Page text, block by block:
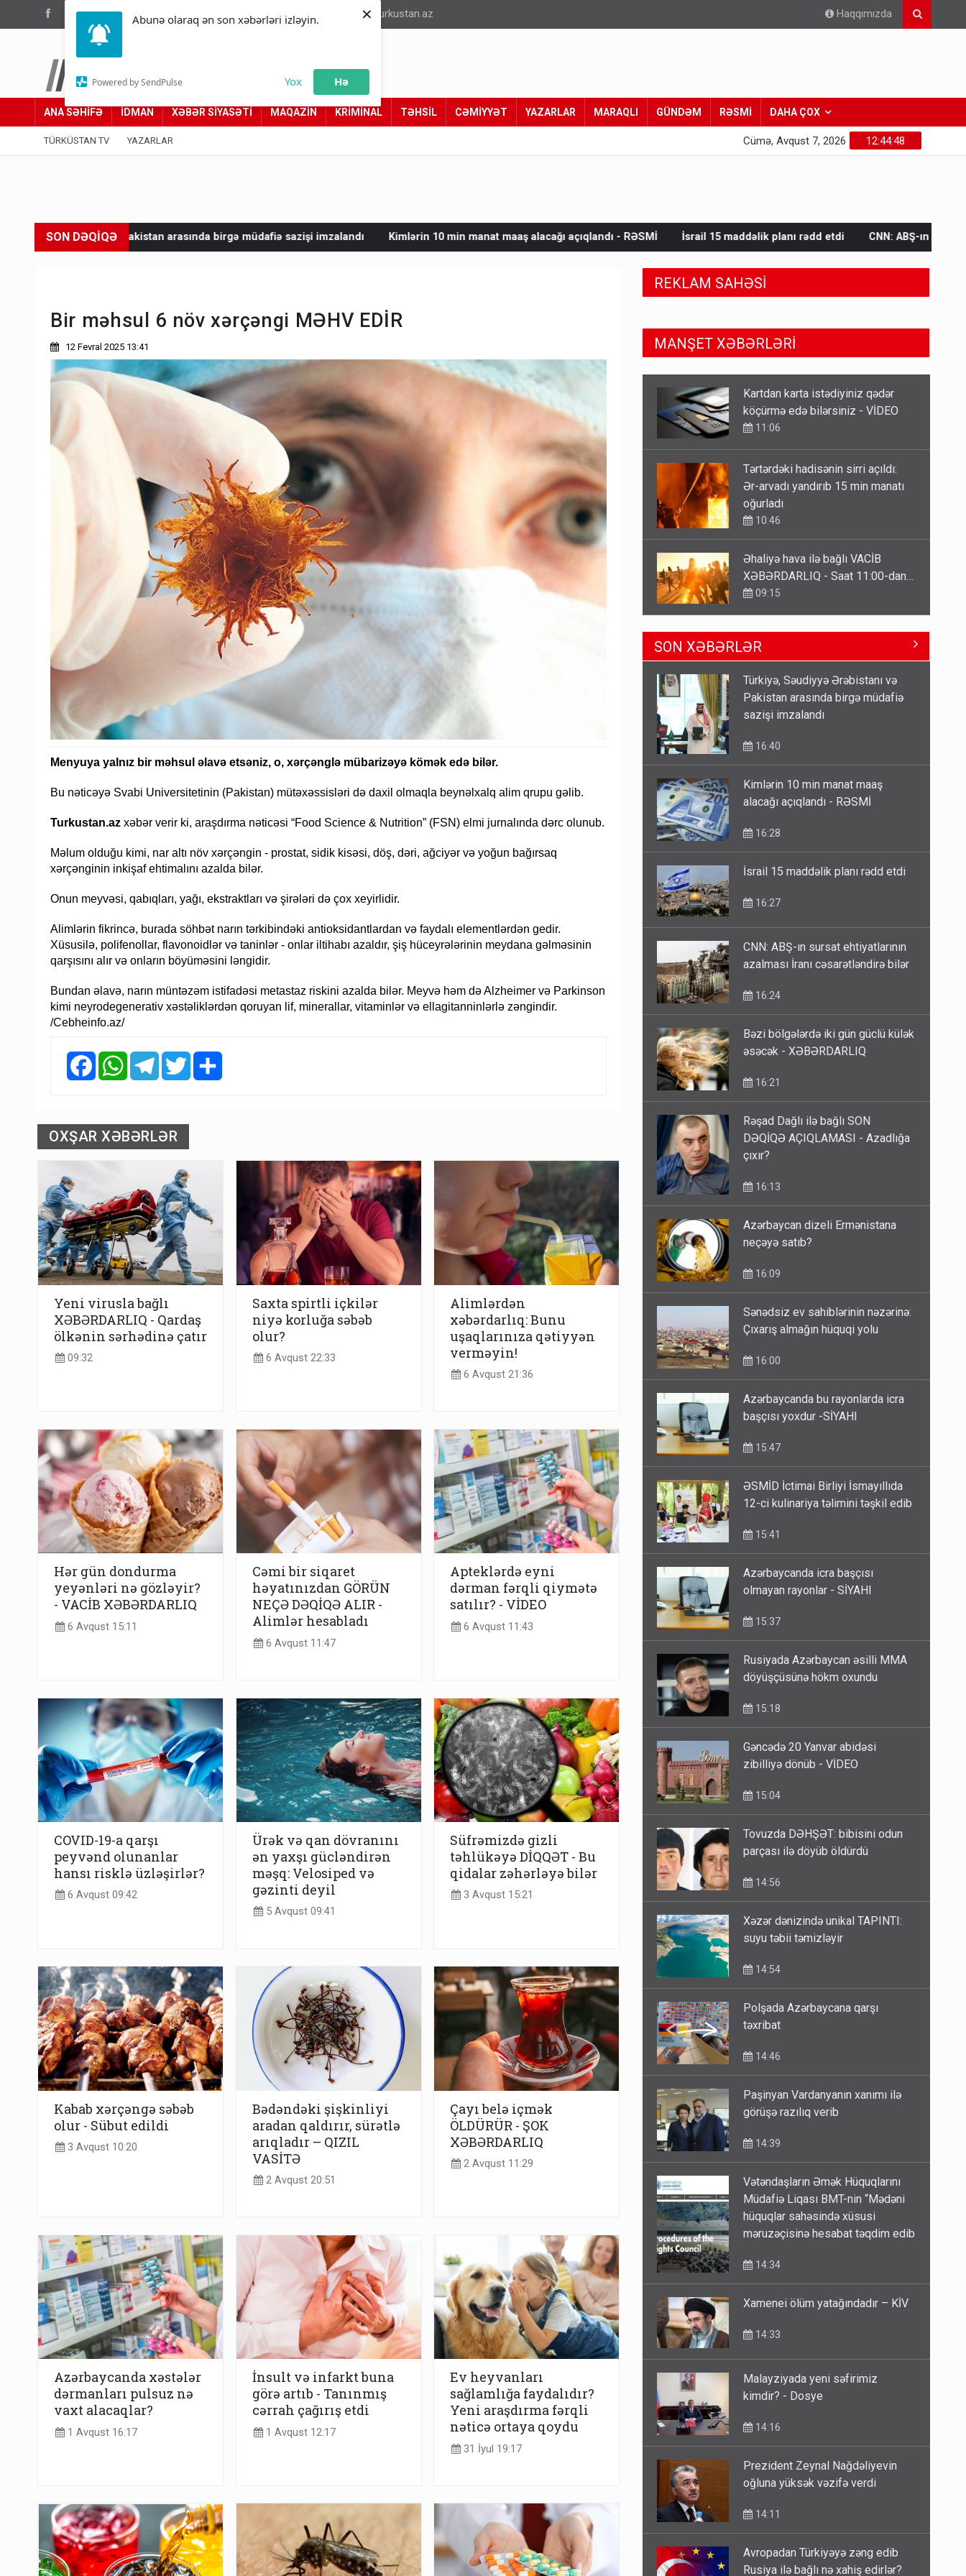
Abunə olaraq ən son xəbərləri izləyin.
Powered by SendPulse Yox Hə
×
(012) 449 94 05 info@turkustan.az Haqqımızda
Türküstan.az
Adımız yolumuzdur
ANA SƏHİFƏ İDMAN XƏBƏR SİYASƏTİ MAQAZİN KRİMİNAL TƏHSİL CƏMİYYƏT YAZARLAR MARAQLI GÜNDƏM RƏSMİ DAHA ÇOX
TÜRKÜSTAN TV YAZARLAR 12:44:50
Cümə, Avqust 7, 2026
SON DƏQİQƏ
arasında birgə müdafiə sazişi imzalandı Kimlərin 10 min manat maaş alacağı açıqlandı - RƏSMİ İsrail 15 maddəlik planı rədd etdi CNN: ABŞ-ın sursat ehtiyatlarının
Bir məhsul 6 növ xərçəngi MƏHV EDİR
12 Fevral 2025 13:41
Menyuya yalnız bir məhsul əlavə etsəniz, o, xərçənglə mübarizəyə kömək edə bilər.
Bu nəticəyə Svabi Universitetinin (Pakistan) mütəxəssisləri də daxil olmaqla beynəlxalq alim qrupu gəlib.
Turkustan.az xəbər verir ki, araşdırma nəticəsi “Food Science & Nutrition” (FSN) elmi jurnalında dərc olunub.
Məlum olduğu kimi, nar altı növ xərçəngin - prostat, sidik kisəsi, döş, dəri, ağciyər və yoğun bağırsaq
xərçənginin inkişaf ehtimalını azalda bilər.
Onun meyvəsi, qabıqları, yağı, ekstraktları və şirələri də çox xeyirlidir.
Alimlərin fikrincə, burada söhbət narın tərkibindəki antioksidantlardan və faydalı elementlərdən gedir.
Xüsusilə, polifenollar, flavonoidlər və taninlər - onlar iltihabı azaldır, şiş hüceyrələrinin meydana gəlməsinin
qarşısını alır və onların böyüməsini ləngidir.
Bundan əlavə, narın müntəzəm istifadəsi metastaz riskini azalda bilər. Meyvə həm də Alzheimer və Parkinson
kimi neyrodegenerativ xəstəliklərdən qoruyan lif, minerallar, vitaminlər və ellagitanninlərlə zəngindir.
/Cebheinfo.az/
FacebookWhatsAppTelegramTwitter
OXŞAR XƏBƏRLƏR
Yeni virusla bağlı
XƏBƏRDARLIQ - Qardaş
ölkənin sərhədinə çatır
09:32
Saxta spirtli içkilər
niyə korluğa səbəb
olur?
6 Avqust 22:33
Alimlərdən
xəbərdarlıq: Bunu
uşaqlarınıza qətiyyən
verməyin!
6 Avqust 21:36
Hər gün dondurma
yeyənləri nə gözləyir?
- VACİB XƏBƏRDARLIQ
6 Avqust 15:11
Cəmi bir siqaret
həyatınızdan GÖRÜN
NEÇƏ DƏQİQƏ ALIR -
Alimlər hesabladı
6 Avqust 11:47
Apteklərdə eyni
dərman fərqli qiymətə
satılır? - VİDEO
6 Avqust 11:43
COVID-19-a qarşı
peyvənd olunanlar
hansı risklə üzləşirlər?
6 Avqust 09:42
Ürək və qan dövranını
ən yaxşı gücləndirən
məşq: Velosiped və
gəzinti deyil
5 Avqust 09:41
Süfrəmizdə gizli
təhlükəyə DİQQƏT - Bu
qidalar zəhərləyə bilər
3 Avqust 15:21
Kabab xərçəngə səbəb
olur - Sübut edildi
3 Avqust 10:20
Bədəndəki şişkinliyi
aradan qaldırır, sürətlə
arıqladır – QIZIL
VASİTƏ
2 Avqust 20:51
Çayı belə içmək
ÖLDÜRÜR - ŞOK
XƏBƏRDARLIQ
2 Avqust 11:29
Azərbaycanda xəstələr
dərmanları pulsuz nə
vaxt alacaqlar?
1 Avqust 16:17
İnsult və infarkt buna
görə artıb - Tanınmış
cərrah çağırış etdi
1 Avqust 12:17
Ev heyvanları
sağlamlığa faydalıdır?
Yeni araşdırma fərqli
nəticə ortaya qoydu
31 İyul 19:17
REKLAM SAHƏSİ
MANŞET XƏBƏRLƏRİ
Tərtərdəki hadisənin sirri açıldı:
Ər-arvadı yandırıb 15 min manatı
oğurladı
Əhaliyə hava ilə bağlı VACİB
XƏBƏRDARLIQ - Saat 11:00-dan…
09:15
ŞOK! David Seliverstov ölkədən
qaçdı
6 Avqust 14:14
Geri çağırılan səfir Abel
Məhərrəmovun oğludur - DOSYE
Media və Yayım Şurasına əlavə
13:24
Kartdan karta istədiyiniz qədər
köçürmə edə bilərsiniz - VİDEO
SON XƏBƏRLƏR
Türkiyə, Səudiyyə Ərəbistanı və
Pakistan arasında birgə müdafiə
sazişi imzalandı
16:40
Kimlərin 10 min manat maaş
alacağı açıqlandı - RƏSMİ
16:28
İsrail 15 maddəlik planı rədd etdi
16:27
CNN: ABŞ-ın sursat ehtiyatlarının
azalması İranı cəsarətləndirə bilər
16:24
Bəzi bölgələrdə iki gün güclü külək
əsəcək - XƏBƏRDARLIQ
16:21
Rəşad Dağlı ilə bağlı SON
DƏQİQƏ AÇIQLAMASI - Azadlığa
çıxır?
16:13
Azərbaycan dizeli Ermənistana
neçəyə satıb?
16:09
Sənədsiz ev sahiblərinin nəzərinə:
Çıxarış almağın hüquqi yolu
16:00
Azərbaycanda bu rayonlarda icra
başçısı yoxdur -SİYAHI
15:47
ƏSMİD İctimai Birliyi İsmayıllıda
12-ci kulinariya təlimini təşkil edib
15:41
Azərbaycanda icra başçısı
olmayan rayonlar - SİYAHI
15:37
Rusiyada Azərbaycan əsilli MMA
döyüşçüsünə hökm oxundu
15:18
Gəncədə 20 Yanvar abidəsi
zibilliyə dönüb - VİDEO
15:04
Tovuzda DƏHŞƏT: bibisini odun
parçası ilə döyüb öldürdü
14:56
Xəzər dənizində unikal TAPINTI:
suyu təbii təmizləyir
14:54
Polşada Azərbaycana qarşı
təxribat
14:46
Paşinyan Vardanyanın xanımı ilə
görüşə razılıq verib
14:39
Vətəndaşların Əmək Hüquqlarını
Müdafiə Liqası BMT-nin “Mədəni
hüquqlar sahəsində xüsusi
məruzəçisinə hesabat təqdim edib
14:34
Xamenei ölüm yatağındadır – KİV
14:33
Malayziyada yeni səfirimiz
kimdir? - Dosye
14:16
Prezident Zeynal Nağdəliyevin
oğluna yüksək vəzifə verdi
14:11
Avropadan Türkiyəyə zəng edib
Rusiya ilə bağlı nə xahiş edirlər?